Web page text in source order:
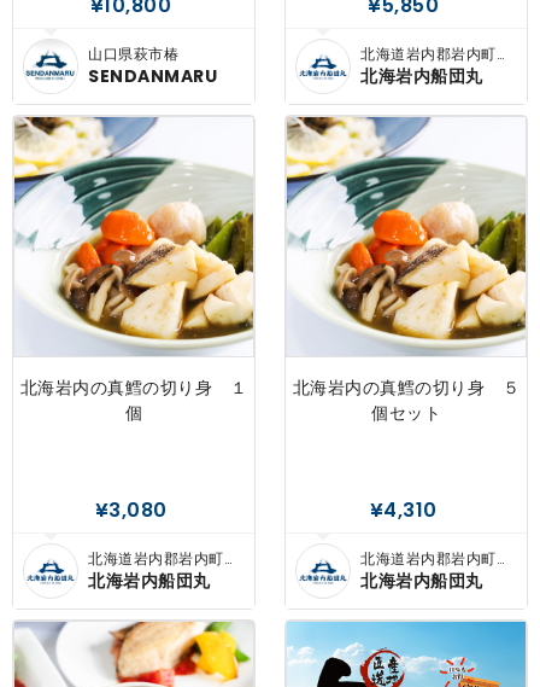
山口県萩市椿
SENDANMARU
北海道岩内郡岩内町敷
島内
北海岩内船団丸
北海岩内の真鱈の切り身 １
個
¥3,080
北海道岩内郡岩内町敷
島内
北海岩内船団丸
北海岩内の真鱈の切り身 ５
個セット
¥4,310
北海道岩内郡岩内町敷
島内
北海岩内船団丸